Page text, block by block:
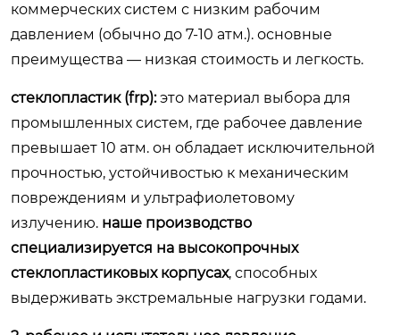
коммерческих систем с низким рабочим
давлением (обычно до 7-10 атм.). основные
преимущества — низкая стоимость и легкость.
стеклопластик (frp):это материал выбора для
промышленных систем, где рабочее давление
превышает 10 атм. он обладает исключительной
прочностью, устойчивостью к механическим
повреждениям и ультрафиолетовому
излучению. наше производство
специализируется на высокопрочных
стеклопластиковых корпусах, способных
выдерживать экстремальные нагрузки годами.